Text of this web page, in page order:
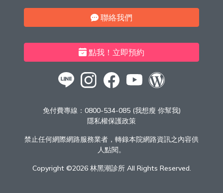
聯絡我們
點我！立即預約
免付費專線： 0800-534-085 (我想瘦 你幫我)
隱私權保護政策
禁止任何網際網路服務業者，轉錄本院網路資訊之內容供
人點閱。
Copyright ©2026 林黑潮診所 All Rights Reserved.